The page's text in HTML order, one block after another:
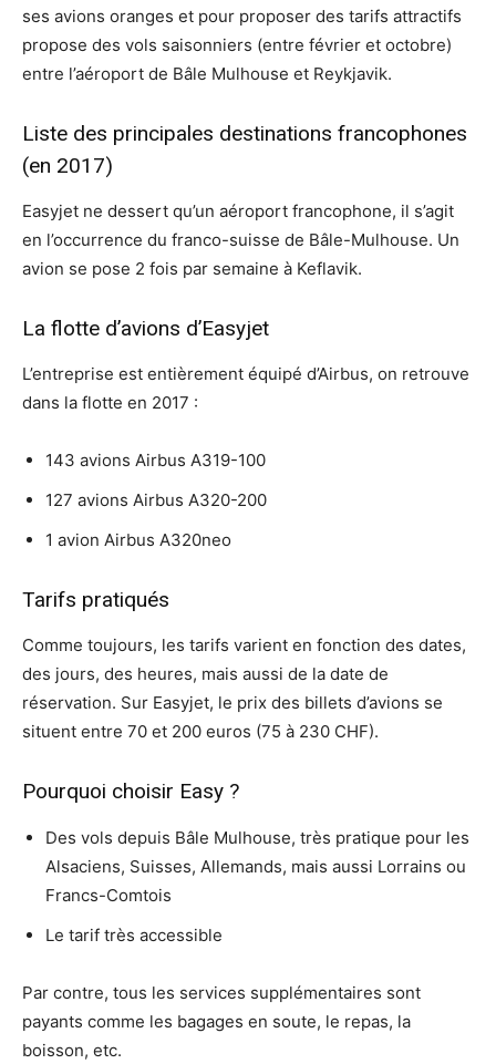
ses avions oranges et pour proposer des tarifs attractifs
propose des vols saisonniers (entre février et octobre)
entre l’aéroport de Bâle Mulhouse et Reykjavik.
Liste des principales destinations francophones
(en 2017)
Easyjet ne dessert qu’un aéroport francophone, il s’agit
en l’occurrence du franco-suisse de Bâle-Mulhouse. Un
avion se pose 2 fois par semaine à Keflavik.
La flotte d’avions d’Easyjet
L’entreprise est entièrement équipé d’Airbus, on retrouve
dans la flotte en 2017 :
143 avions Airbus A319-100
127 avions Airbus A320-200
1 avion Airbus A320neo
Tarifs pratiqués
Comme toujours, les tarifs varient en fonction des dates,
des jours, des heures, mais aussi de la date de
réservation. Sur Easyjet, le prix des billets d’avions se
situent entre 70 et 200 euros (75 à 230 CHF).
Pourquoi choisir Easy ?
Des vols depuis Bâle Mulhouse, très pratique pour les
Alsaciens, Suisses, Allemands, mais aussi Lorrains ou
Francs-Comtois
Le tarif très accessible
Par contre, tous les services supplémentaires sont
payants comme les bagages en soute, le repas, la
boisson, etc.